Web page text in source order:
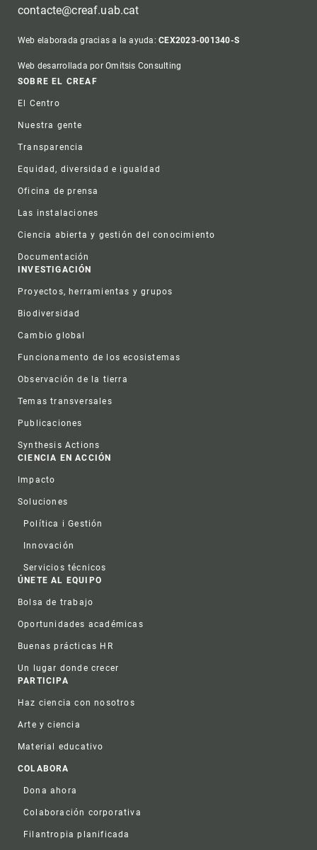
contacte@creaf.uab.cat
Web elaborada gracias a la ayuda:CEX2023-001340-S
Web desarrollada por Omitsis Consulting
Footer
SOBRE EL CREAF
El Centro
Nuestra gente
Transparencia
Equidad, diversidad e igualdad
Oficina de prensa
Las instalaciones
Ciencia abierta y gestión del conocimiento
Documentación
INVESTIGACIÓN
Proyectos, herramientas y grupos
Biodiversidad
Cambio global
Funcionamento de los ecosistemas
Observación de la tierra
Temas transversales
Publicaciones
Synthesis Actions
CIENCIA EN ACCIÓN
Impacto
Soluciones
Política i Gestión
Innovación
Servicios técnicos
ÚNETE AL EQUIPO
Bolsa de trabajo
Oportunidades académicas
Buenas prácticas HR
Un lugar donde crecer
PARTICIPA
Haz ciencia con nosotros
Arte y ciencia
Material educativo
COLABORA
Dona ahora
Colaboración corporativa
Filantropia planificada